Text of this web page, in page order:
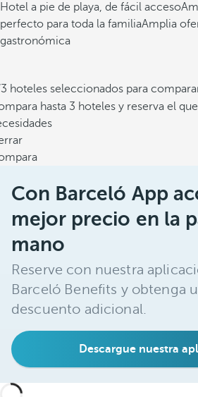
Hotel a pie de playa, de fácil acceso
perfecto para toda la familiaAmplia
gastronómica
hoteles seleccionados para
hasta 3 hoteles y reserva el
Con Barceló App
mejor precio en la
mano
Reserve con nuestra
Barceló Benefits y obtenga
descuento adicional.
Descargue nuestra